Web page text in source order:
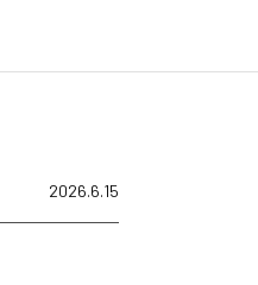
2026.6.15